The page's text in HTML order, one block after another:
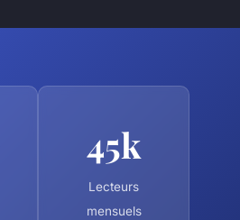
45k
Lecteurs
mensuels